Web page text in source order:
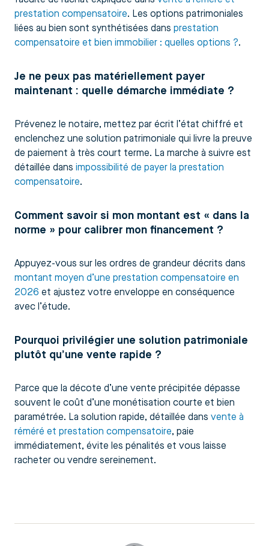
prestation compensatoire. Les options patrimoniales
liées au bien sont synthétisées dans prestation
compensatoire et bien immobilier : quelles options ?.
Je ne peux pas matériellement payer
maintenant : quelle démarche immédiate ?
Prévenez le notaire, mettez par écrit l’état chiffré et
enclenchez une solution patrimoniale qui livre la preuve
de paiement à très court terme. La marche à suivre est
détaillée dans impossibilité de payer la prestation
compensatoire.
Comment savoir si mon montant est « dans la
norme » pour calibrer mon financement ?
Appuyez-vous sur les ordres de grandeur décrits dans
montant moyen d’une prestation compensatoire en
2026 et ajustez votre enveloppe en conséquence
avec l’étude.
Pourquoi privilégier une solution patrimoniale
plutôt qu’une vente rapide ?
Parce que la décote d’une vente précipitée dépasse
souvent le coût d’une monétisation courte et bien
paramétrée. La solution rapide, détaillée dans vente à
réméré et prestation compensatoire, paie
immédiatement, évite les pénalités et vous laisse
racheter ou vendre sereinement.